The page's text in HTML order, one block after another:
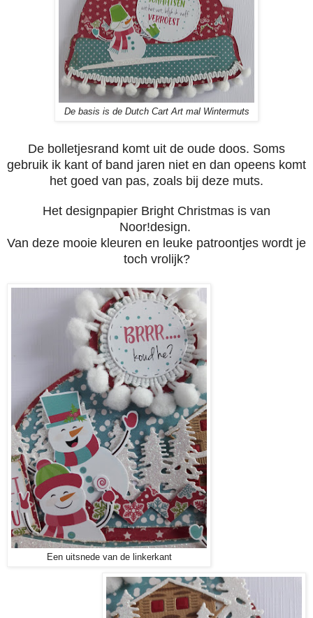
De basis is de Dutch Cart Art mal Wintermuts
De bolletjesrand komt uit de oude doos. Soms
gebruik ik kant of band jaren niet en dan opeens komt
het goed van pas, zoals bij deze muts.
Het designpapier Bright Christmas is van
Noor!design.
Van deze mooie kleuren en leuke patroontjes wordt je
toch vrolijk?
Een uitsnede van de linkerkant